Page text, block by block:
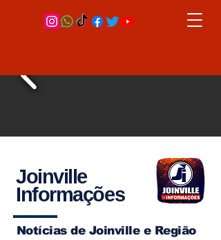
Joinville
Informações
Notícias de Joinville e Região